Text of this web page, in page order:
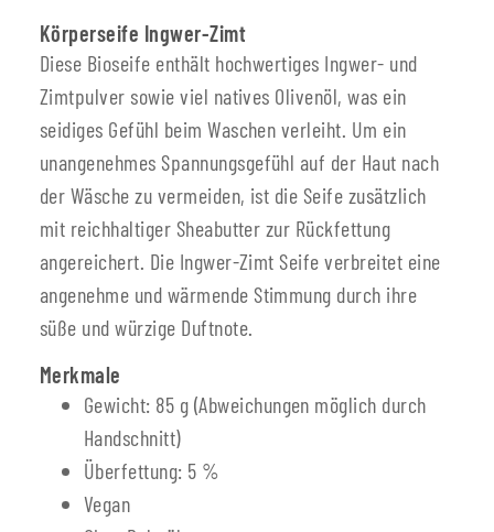
Körperseife Ingwer-Zimt
Diese Bioseife enthält hochwertiges Ingwer- und
Zimtpulver sowie viel natives Olivenöl, was ein
seidiges Gefühl beim Waschen verleiht. Um ein
unangenehmes Spannungsgefühl auf der Haut nach
der Wäsche zu vermeiden, ist die Seife zusätzlich
mit reichhaltiger Sheabutter zur Rückfettung
angereichert. Die Ingwer-Zimt Seife verbreitet eine
angenehme und wärmende Stimmung durch ihre
süße und würzige Duftnote.
Merkmale
Gewicht: 85 g (Abweichungen möglich durch
Handschnitt)
Überfettung: 5 %
Vegan